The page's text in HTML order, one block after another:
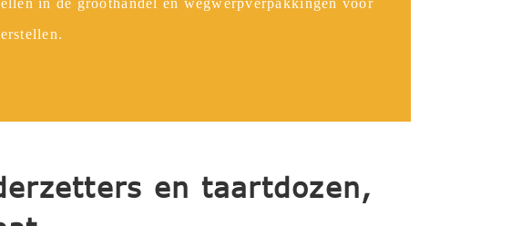
in de groothandel en wegwerpverpakkingen voor
en taartdozen,